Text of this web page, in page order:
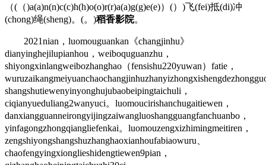
（(（)a(a)n(n)c(c)h(h)o(o)r(r)a(a)g(g)e(e)）(）)飞(fei)抵(di)冲
(chong)绳(sheng)。(。)稻香影院。
2021nian，luomouguankan《changjinhu》
dianyinghejilupianhou，weiboquguanzhu，
shiyongxinlangweibozhanghao（fensishu220yuwan）fatie，
shangshutiewenyinyonghujubaobeipingtaichuli，
ciqianyueduliang2wanyuci。luomoucirishanchugaitiewen，
danxiangguanneirongyijingzaiwangluoshangguangfanchuanbo，
yinfagongzhongqiangliefenkai。luomouzengxizhimingmeitiren，
zengshiyongshangshuzhanghaoxianhoufabiaowuru、
chaofengyingxionglieshidengtiewen9pian，